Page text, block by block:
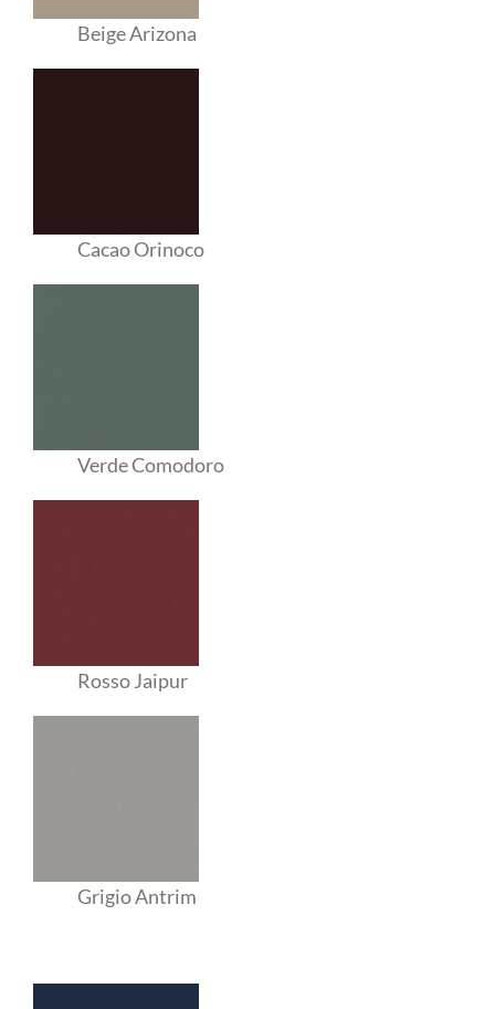
Beige Arizona
Cacao Orinoco
Verde Comodoro
Rosso Jaipur
Grigio Antrim